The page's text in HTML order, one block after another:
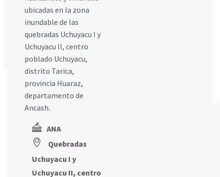
ubicadas en la zona
inundable de las
quebradas Uchuyacu I y
Uchuyacu II, centro
poblado Uchuyacu,
distrito Tarica,
provincia Huaraz,
departamento de
Ancash.
ANA
Quebradas
Uchuyacu I y
Uchuyacu II, centro